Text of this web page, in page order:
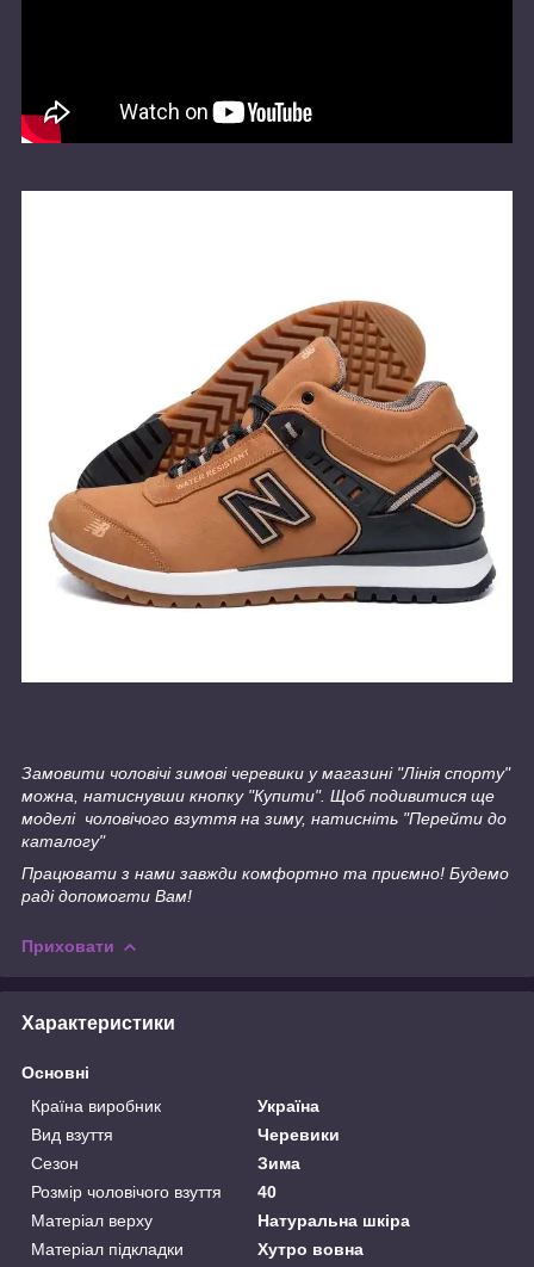
Замовити чоловічі зимові черевики у магазині "Лінія спорту"
можна, натиснувши кнопку "Купити". Щоб подивитися ще
моделі чоловічого взуття на зиму, натисніть "Перейти до
каталогу"
Працювати з нами завжди комфортно та приємно! Будемо
раді допомогти Вам!
Приховати
Характеристики
Основні
Країна виробник
Україна
Вид взуття
Черевики
Сезон
Зима
Розмір чоловічого взуття
40
Матеріал верху
Натуральна шкіра
Матеріал підкладки
Хутро вовна